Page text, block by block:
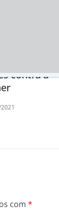
contra a
com *